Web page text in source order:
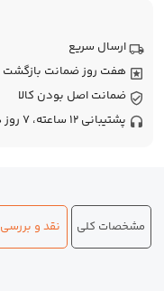
ارسال سریع
هفت روز ضمانت بازگشت
ضمانت اصل بودن کالا
پشتیبانی 12 ساعته، 7 روز هفته
مشخصات کلی نقد و بررسی